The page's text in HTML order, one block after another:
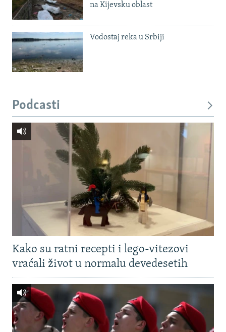
na Kijevsku oblast
Vodostaj reka u Srbiji
Podcasti
Kako su ratni recepti i lego-vitezovi
vraćali život u normalu devedesetih